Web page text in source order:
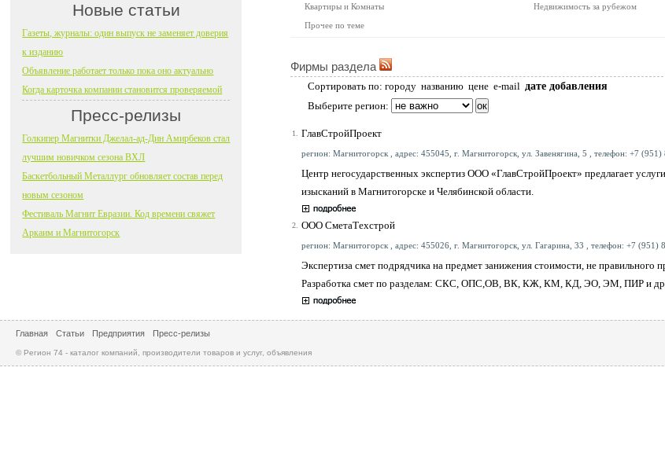
Квартиры и Комнаты
Недвижимость за рубежом
Прочее по теме
Фирмы раздела
Сортировать по: городу названию цене e-mail дате добавления
Выберите регион:
1. ГлавСтройПроект
регион: Магнитогорск , адрес: 455045, г. Магнитогорск, ул. Завенягина, 5 , телефон: +7
Центр негосударственных экспертиз ООО «ГлавСтройПроект» предлагает
изысканий в Магнитогорске и Челябинской области.
2. ООО СметаТехстрой
регион: Магнитогорск , адрес: 455026, г. Магнитогорск, ул. Гагарина, 33 , телефон: +7 (951)
Экспертиза смет подрядчика на предмет занижения стоимости, не
Разработка смет по разделам: СКС, ОПС,ОВ, ВК, КЖ, КМ, КД, ЭО, ЭМ, ПИР и
Новые статьи
Газеты, журналы: один выпуск не заменяет доверия
к изданию
Объявление работает только пока оно актуально
Когда карточка компании становится проверяемой
Пресс-релизы
Голкипер Магнитки Джелал-ад-Дин Амирбеков стал
лучшим новичком сезона ВХЛ
Баскетбольный Металлург обновляет состав перед
новым сезоном
Фестиваль Магнит Евразии. Код времени свяжет
Аркаим и Магнитогорск
Главная Статьи Предприятия Пресс-релизы
© Регион 74 - каталог компаний, производители товаров и услуг, объявления